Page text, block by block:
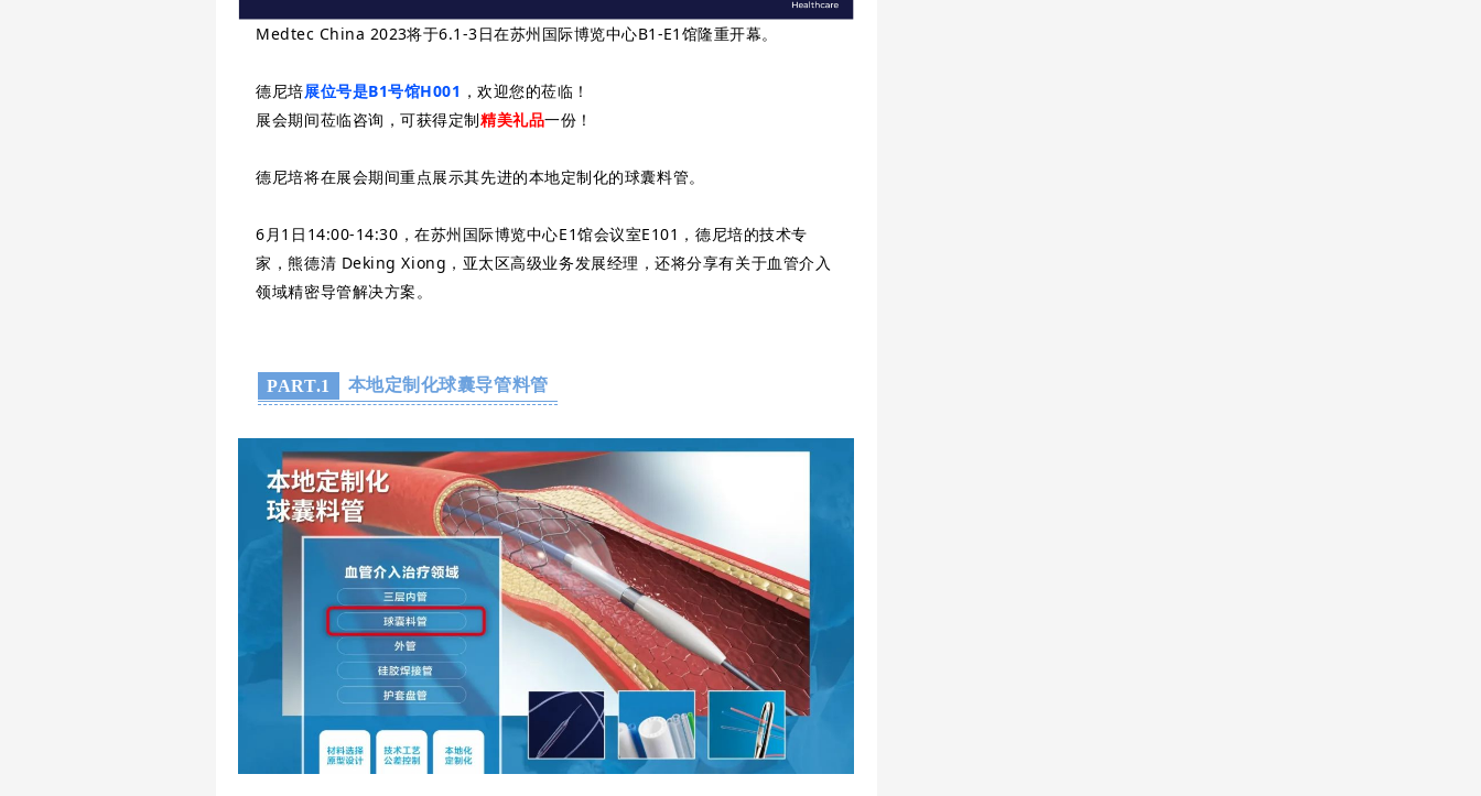
Medtec China 2023将于6.1-3日在苏州国际博览中心B1-E1馆隆重开幕。
德尼培展位号是B1号馆H001 ，欢迎您的莅临！
展会期间莅临咨询，可获得定制精美礼品一份！
德尼培将在展会期间重点展示其先进的本地定制化的球囊料管。
6月1日14:00-14:30，在苏州国际博览中心E1馆会议室E101，德尼培的技术专
家，熊德清 Deking Xiong，亚太区高级业务发展经理，还将分享有关于血管介入
领域精密导管解决方案。
PART.1 本地定制化球囊导管料管